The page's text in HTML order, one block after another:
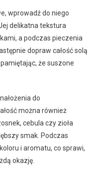
wprowadź do niego
delikatna tekstura
a podczas pieczenia
dopraw całość solą
że suszone
do
można również
cebula czy zioła
smak. Podczas
i aromatu, co sprawi,
okazję.